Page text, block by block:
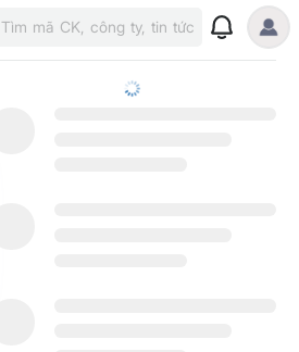
Tìm mã CK, công ty, tin tức